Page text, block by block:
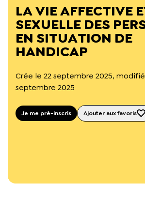
Notre documentation
Ressources pour les parents
Podcast 🎙️
Webinaires
Rapports d’activité et financiers
Projets réalisés avec nos partenaires
LA VIE AFFECTIVE
SEXUELLE DES
EN SITUATION DE
HANDICAP
Crée le 22 septembre 2025,
septembre 2025
Je me pré-inscris Ajouter aux favoris